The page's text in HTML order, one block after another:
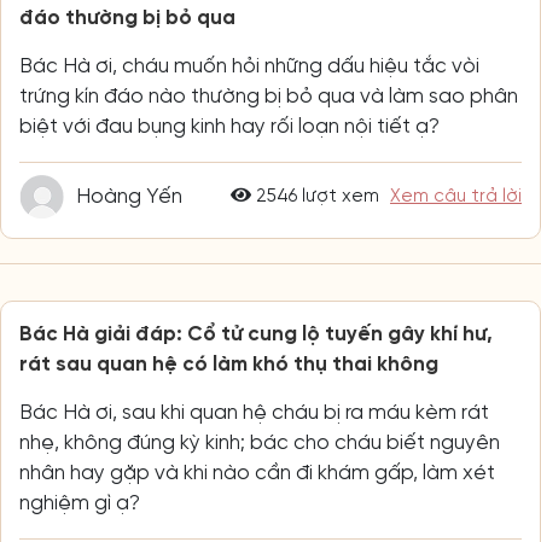
đáo thường bị bỏ qua
Bác Hà ơi, cháu muốn hỏi những dấu hiệu tắc vòi
trứng kín đáo nào thường bị bỏ qua và làm sao phân
biệt với đau bụng kinh hay rối loạn nội tiết ạ?
Hoàng Yến 2546 lượt xem Xem câu trả lời
Bác Hà giải đáp: Cổ tử cung lộ tuyến gây khí hư,
rát sau quan hệ có làm khó thụ thai không
Bác Hà ơi, sau khi quan hệ cháu bị ra máu kèm rát
nhẹ, không đúng kỳ kinh; bác cho cháu biết nguyên
nhân hay gặp và khi nào cần đi khám gấp, làm xét
nghiệm gì ạ?